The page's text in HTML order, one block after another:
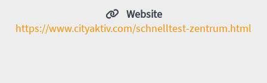
Website
https://www.cityaktiv.com/schnelltest-zentrum.html